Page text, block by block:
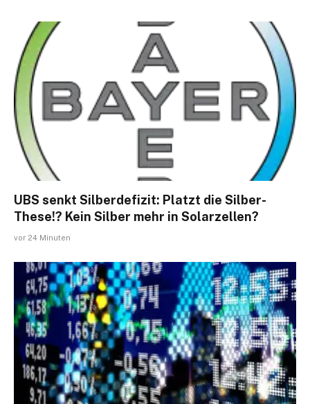
UBS senkt Silberdefizit: Platzt die Silber-
These!? Kein Silber mehr in Solarzellen?
vor 24 Minuten